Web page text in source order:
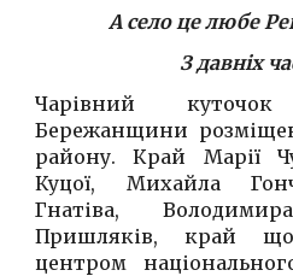
А село це любе
З давніх
Чарівний куточок
Бережанщини
району. Край Марії
Куцої, Михайла
Гнатіва,
Пришляків, край
центром